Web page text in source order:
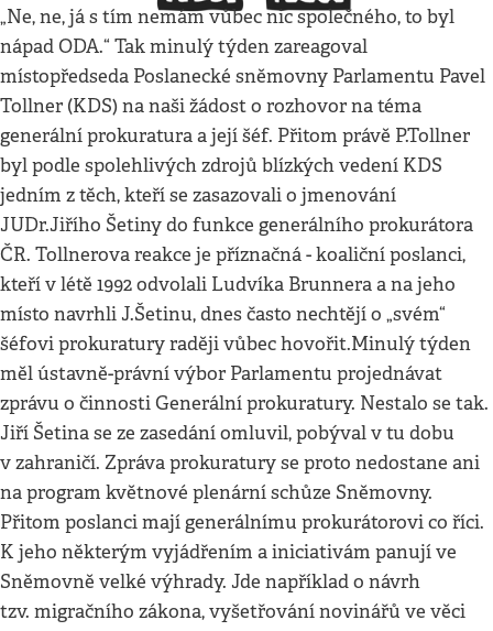
„Ne, ne, já s tím nemám vůbec nic společného, to byl
nápad ODA.“ Tak minulý týden zareagoval
místopředseda Poslanecké sněmovny Parlamentu Pavel
Tollner (KDS) na naši žádost o rozhovor na téma
generální prokuratura a její šéf. Přitom právě P.Tollner
byl podle spolehlivých zdrojů blízkých vedení KDS
jedním z těch, kteří se zasazovali o jmenování
JUDr.Jiřího Šetiny do funkce generálního prokurátora
ČR. Tollnerova reakce je příznačná - koaliční poslanci,
kteří v létě 1992 odvolali Ludvíka Brunnera a na jeho
místo navrhli J.Šetinu, dnes často nechtějí o „svém“
šéfovi prokuratury raději vůbec hovořit.Minulý týden
měl ústavně-právní výbor Parlamentu projednávat
zprávu o činnosti Generální prokuratury. Nestalo se tak.
Jiří Šetina se ze zasedání omluvil, pobýval v tu dobu
v zahraničí. Zpráva prokuratury se proto nedostane ani
na program květnové plenární schůze Sněmovny.
Přitom poslanci mají generálnímu prokurátorovi co říci.
K jeho některým vyjádřením a iniciativám panují ve
Sněmovně velké výhrady. Jde například o návrh
tzv. migračního zákona, vyšetřování novinářů ve věci